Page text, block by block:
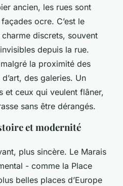
ancien, les rues sont
ocre. C’est le
discrets, souvent
depuis la rue.
la proximité des
des galeries. Un
et ceux qui veulent flâner,
sans être dérangés.
et modernité
plus sincère. Le Marais
- comme la Place
belles places d’Europe